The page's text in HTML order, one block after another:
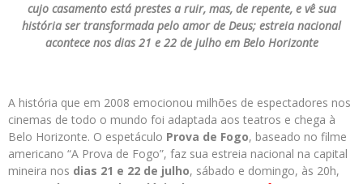
cujo casamento está prestes a ruir, mas, de repente, e vê sua
história ser transformada pelo amor de Deus; estreia nacional
acontece nos dias 21 e 22 de julho em Belo Horizonte
A história que em 2008 emocionou milhões de espectadores nos
cinemas de todo o mundo foi adaptada aos teatros e chega à
Belo Horizonte. O espetáculo Prova de Fogo, baseado no filme
americano “A Prova de Fogo”, faz sua estreia nacional na capital
mineira nos dias 21 e 22 de julho, sábado e domingo, às 20h,